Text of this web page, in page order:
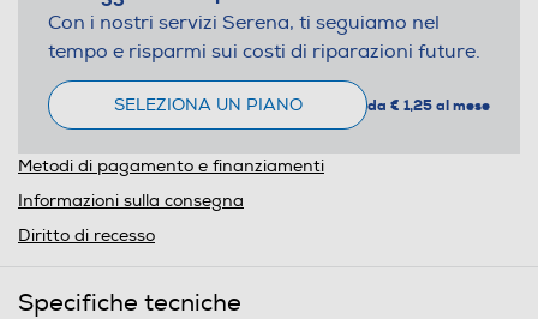
Con i nostri servizi Serena, ti seguiamo nel
tempo e risparmi sui costi di riparazioni future.
SELEZIONA UN PIANO da € 1,25 al mese
Metodi di pagamento e finanziamenti
Informazioni sulla consegna
Diritto di recesso
Specifiche tecniche